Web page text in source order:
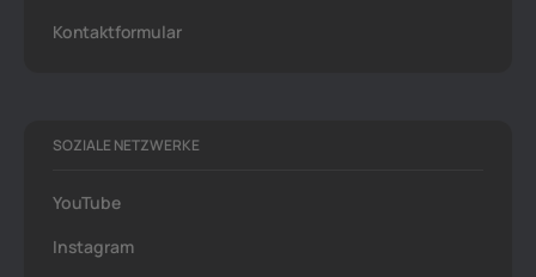
Kontaktformular
SOZIALE NETZWERKE
YouTube
Instagram